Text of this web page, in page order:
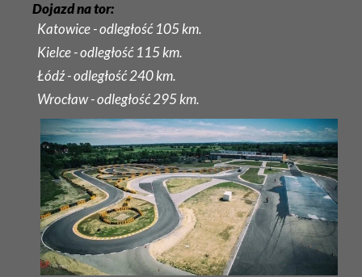
Dojazd na tor:
Katowice - odległość 105 km.
Kielce - odległość 115 km.
Łódź - odległość 240 km.
Wrocław - odległość 295 km.